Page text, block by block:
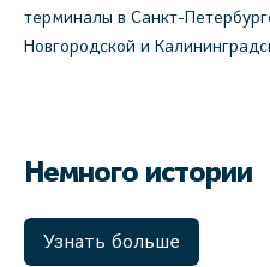
терминалы в Санкт-
Новгородской и
Немного истории
Узнать больше